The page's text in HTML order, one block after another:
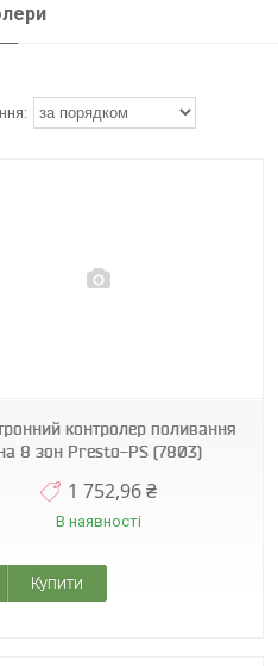
контролер поливання
8 зон Presto-PS (7803)
1 752,96 ₴
В наявності
Купити